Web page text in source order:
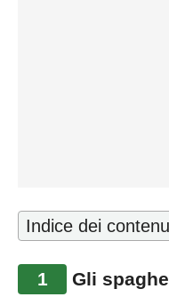
Indice dei
1 Gli